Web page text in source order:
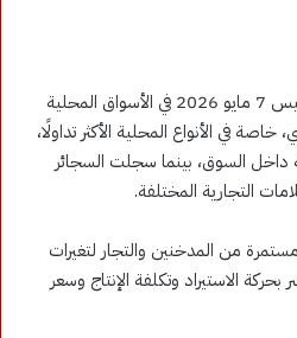
شهدت أسعار السجائر اليوم الخميس 7 مايو 2026 في الأسواق المحلية
في الأنواع المحلية الأكثر تداولًا،
داخل السوق، بينما سجلت السجائر
التجارية المختلفة.
من المدخنين والتجار لتغيرات
الاستيراد وتكلفة الإنتاج وسعر